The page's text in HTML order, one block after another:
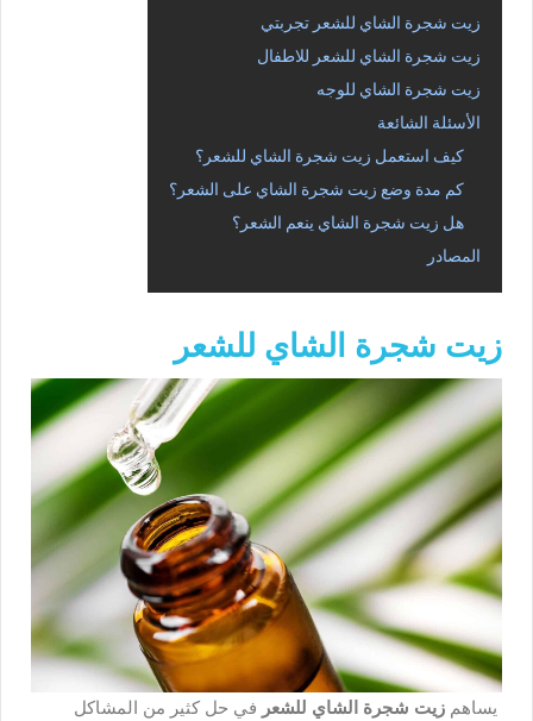
زيت شجرة الشاي للشعر تجربتي
زيت شجرة الشاي للشعر للاطفال
زيت شجرة الشاي للوجه
الأسئلة الشائعة
كيف استعمل زيت شجرة الشاي للشعر؟
كم مدة وضع زيت شجرة الشاي على الشعر؟
هل زيت شجرة الشاي ينعم الشعر؟
المصادر
زيت شجرة الشاي للشعر
يساهم زيت شجرة الشاي للشعر في حل كثير من المشاكل